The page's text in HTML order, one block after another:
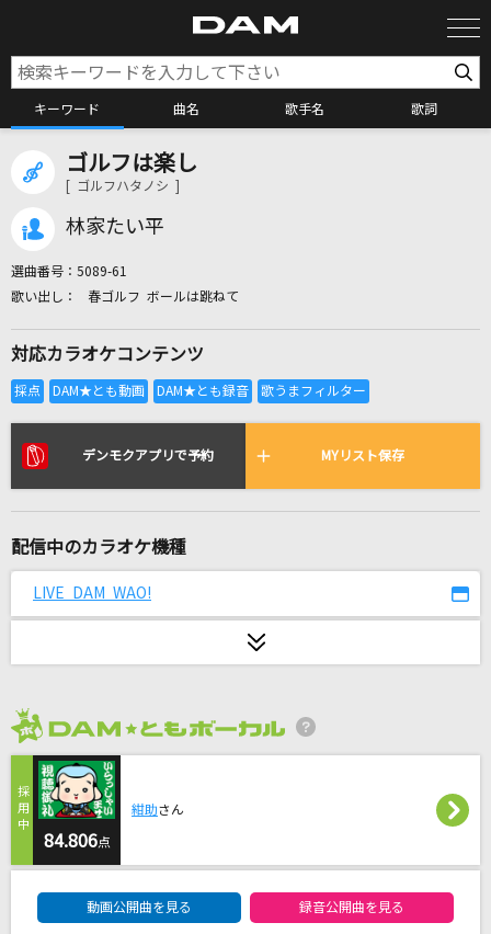
キーワード 曲名 歌手名 歌詞
カラオケ検索
全国りれき
リアルタイムで歌われている曲の一覧
DAN DAN 心魅かれてく
366日
菅田将暉
これからの話をしよう
ぷりきゅきゅ
ゴルフは楽し
[ ゴルフハタノシ ]
林家たい平
選曲番号： 5089-61
春ゴルフ ボールは跳ねて
対応カラオケコンテンツ
デンモクアプリで予約 MYリスト保存
配信中のカラオケ機種
LIVE DAM WAO!
84.806点
紺助さん
動画公開曲を見る 録音公開曲を見る